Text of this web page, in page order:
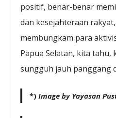
positif, benar-benar
dan kesejahteraan
membungkam para
Papua Selatan, kita tahu,
sungguh jauh panggang
*)Image by Yayasan